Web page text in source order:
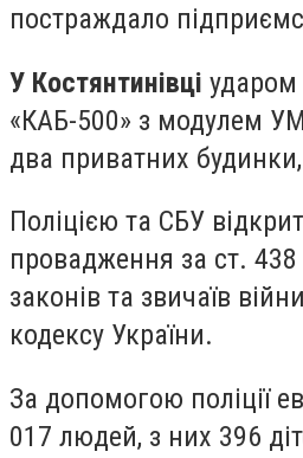
постраждало
У Костянтинівці ударом
«КАБ-500» з модулем
два приватних
Поліцією та СБУ
провадження за ст.
законів та звичаїв
кодексу України.
За допомогою поліції
017 людей, з них 396